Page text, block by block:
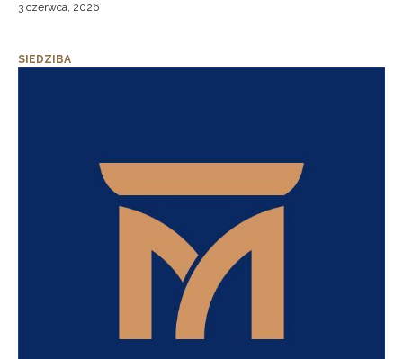
3 czerwca, 2026
SIEDZIBA